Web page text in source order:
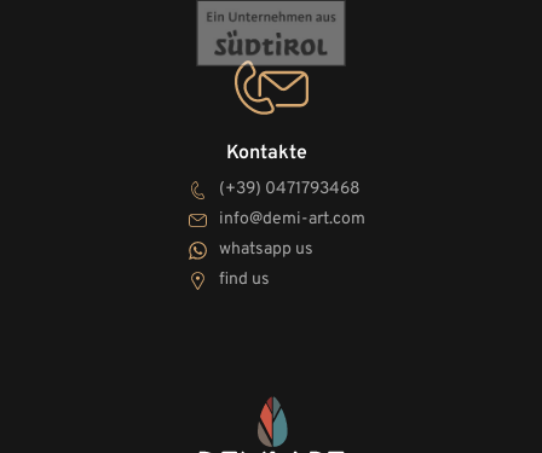
Kontakte
(+39) 0471793468
info@demi-art.com
whatsapp us
find us